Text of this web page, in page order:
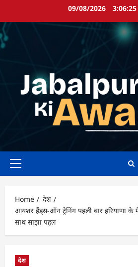
content
09/08/2026
Primary
Home
देश
आयशर हैंड्स-ऑन ट्रेनिंग पहली बार हरियाणा के
साथ साझा पहल
देश